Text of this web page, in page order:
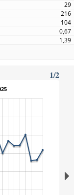
29
216
104
0,67
1,39